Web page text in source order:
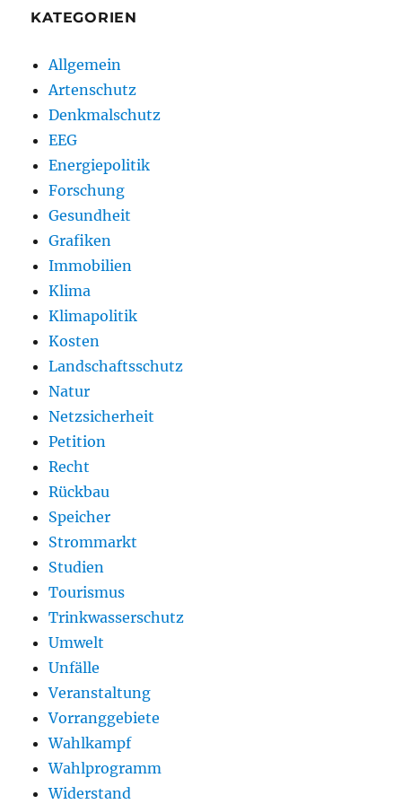
KATEGORIEN
Allgemein
Artenschutz
Denkmalschutz
EEG
Energiepolitik
Forschung
Gesundheit
Grafiken
Immobilien
Klima
Klimapolitik
Kosten
Landschaftsschutz
Natur
Netzsicherheit
Petition
Recht
Rückbau
Speicher
Strommarkt
Studien
Tourismus
Trinkwasserschutz
Umwelt
Unfälle
Veranstaltung
Vorranggebiete
Wahlkampf
Wahlprogramm
Widerstand